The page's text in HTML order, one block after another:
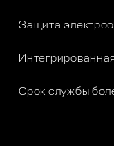
Защита
Срок службы